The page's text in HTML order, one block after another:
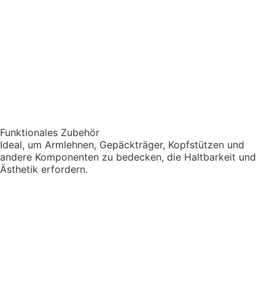
Funktionales Zubehör
Ideal, um Armlehnen, Gepäckträger, Kopfstützen und
andere Komponenten zu bedecken, die Haltbarkeit und
Ästhetik erfordern.